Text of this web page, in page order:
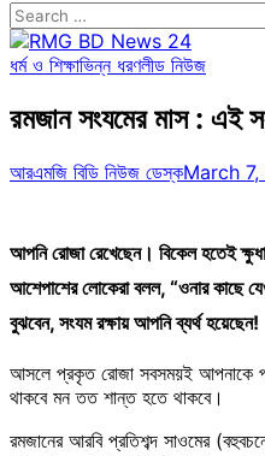
Search
for:
ধর্ম ও শিক্ষাভিন্ন ধরণলীড নিউজ
রমজান সংযমের মাস : এই
আরএমজি বিডি নিউজ ডেস্কMarch
আপনি রোজা রেখেছেন। বিকেল হতেই
আশেপাশের লোকেরা বলল, “ওনার কাছে
বুঝবেন, সংযম রক্ষায় আপনি ব্যর্থ হয়েছেন!
আসলে প্রকৃত রোজা সবসময়ই আপনাকে
থাকবে মন তত শান্ত হতে থাকবে।
রমজানের আরবি প্রতিশব্দ সাওমের